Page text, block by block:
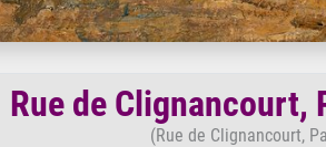
Rue de Clignancourt,
(Rue de Clignancourt,